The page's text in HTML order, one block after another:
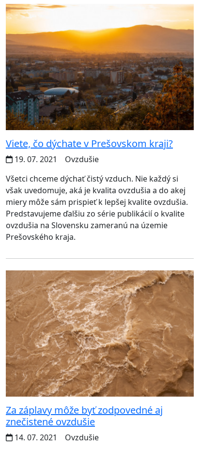
Viete, čo dýchate v Prešovskom kraji?
19. 07. 2021
Ovzdušie
Všetci chceme dýchať čistý vzduch. Nie každý si
však uvedomuje, aká je kvalita ovzdušia a do akej
miery môže sám prispieť k lepšej kvalite ovzdušia.
Predstavujeme ďalšiu zo série publikácií o kvalite
ovzdušia na Slovensku zameranú na územie
Prešovského kraja.
Za záplavy môže byť zodpovedné aj
znečistené ovzdušie
14. 07. 2021
Ovzdušie